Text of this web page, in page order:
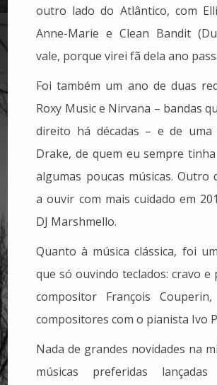
outro lado do Atlântico, com
Anne-Marie e Clean Bandit
vale, porque virei fã dela ano
Foi também um ano de duas
Roxy Music e Nirvana – bandas
direito há décadas – e de uma
Drake, de quem eu sempre
algumas poucas músicas. Outro
a ouvir com mais cuidado em
DJ Marshmello.
Quanto à música clássica, foi
que só ouvindo teclados: cravo e
compositor François
compositores com o pianista Ivo
Nada de grandes novidades na
músicas preferidas